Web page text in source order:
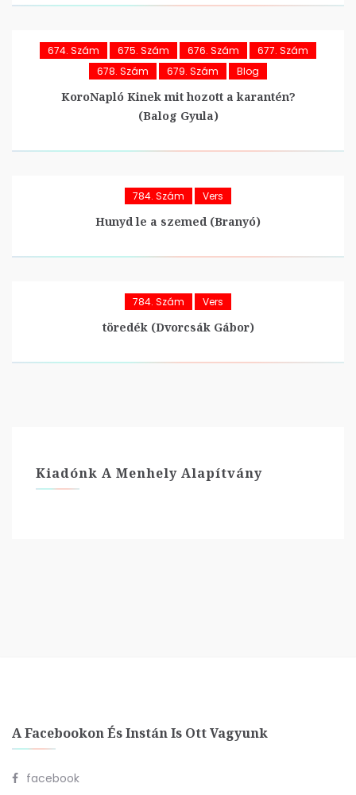
674. Szám 675. Szám 676. Szám
677. Szám
678. Szám
679. Szám Blog
KoroNapló Kinek mit hozott a karantén?
(Balog Gyula)
784. Szám Vers
Hunyd le a szemed (Branyó)
784. Szám Vers
töredék (Dvorcsák Gábor)
Kiadónk A Menhely Alapítvány
A Facebookon És Instán Is Ott Vagyunk
facebook